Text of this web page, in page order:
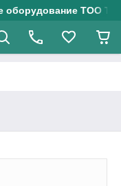
оборудование ТОО